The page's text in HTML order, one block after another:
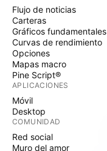
Flujo de noticias
Carteras
Gráficos fundamentales
Curvas de rendimiento
Opciones
Mapas macro
Pine Script®
APLICACIONES
Móvil
Desktop
COMUNIDAD
Red social
Muro del amor